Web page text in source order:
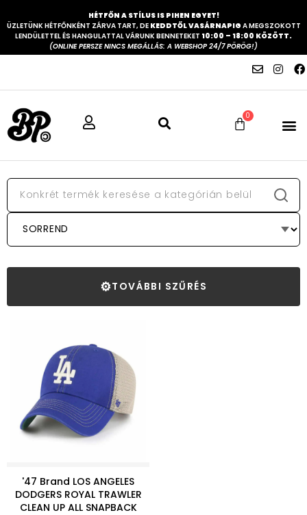
HÉTFŐN A STÍLUS IS PIHEN EGYET!
ÜZLETÜNK HÉTFŐNKÉNT ZÁRVA TART, DE KEDDTŐL VASÁRNAPIG A MEGSZOKOTT
LENDÜLETTEL ÉS HANGULATTAL VÁRUNK BENNETEKET 10:00 – 18:00 KÖZÖTT.
(ONLINE PERSZE NINCS MEGÁLLÁS: A WEBSHOP 24/7 PÖRÖG!)
0
⚙TOVÁBBI SZŰRÉS
'47 Brand LOS ANGELES
DODGERS ROYAL TRAWLER
CLEAN UP ALL SNAPBACK